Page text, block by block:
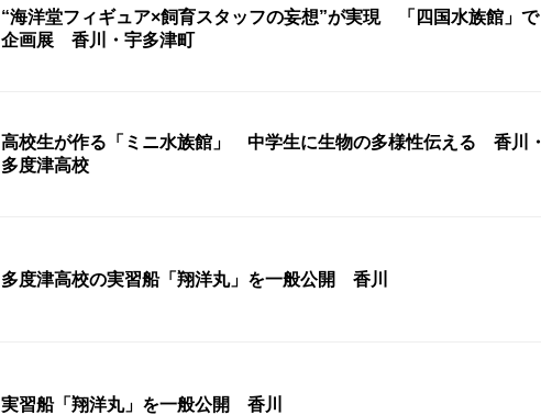
“海洋堂フィギュア×飼育スタッフの妄想”が実現 「四国水族館」で
企画展 香川・宇多津町
高校生が作る「ミニ水族館」 中学生に生物の多様性伝える 香川・
多度津高校
多度津高校の実習船「翔洋丸」を一般公開 香川
実習船「翔洋丸」を一般公開 香川